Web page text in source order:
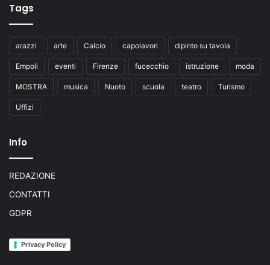
Tags
arazzi arte Calcio capolavori dipinto su tavola
Empoli eventi Firenze fucecchio istruzione moda
MOSTRA musica Nuoto scuola teatro Turismo
Uffizi
Info
REDAZIONE
CONTATTI
GDPR
Privacy Policy